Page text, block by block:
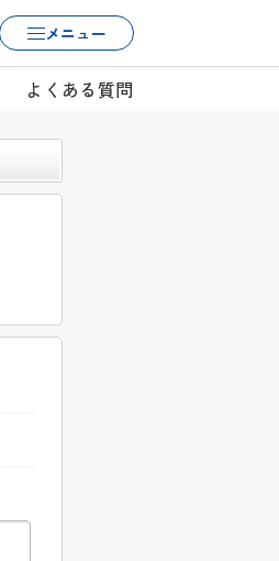
メニュー
よくある質問